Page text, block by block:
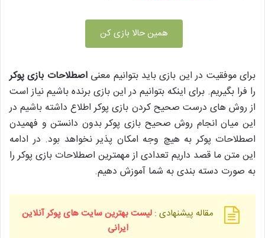
همین حالا بازی کن
برای موفقیت در این بازی باید بتوانیم معنیاصطلاحات بازی پوکر
را فرا بگیریم. برای اینکه بتوانیم در این بازی برنده باشیم نیاز است
از روش های درست صحیح کردن بازی پوکر اطلاع داشته باشیم در
این میان انجام روش صحیح بازی پوکر بدون دانستن و فهمیدن
اصطلاحات پوکر به هیچ وجه امکان پذیر نخواهد بود. در ادامه
این متن ما قصد داریم تعدادی از مهمترین اصطلاحات بازی پوکر را
به صورت دسته بندی به شما آموزش دهیم.
مقاله پیشنهادی : لیست بهترین سایت های پوکر آنلاین
ایرانی